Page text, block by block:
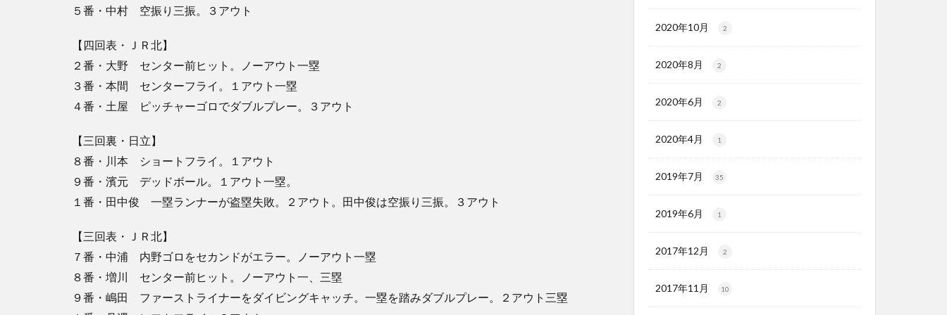
５番・中村 空振り三振。３アウト
【四回表・ＪＲ北】
２番・大野 センター前ヒット。ノーアウト一塁
３番・本間 センターフライ。１アウト一塁
４番・土屋 ピッチャーゴロでダブルプレー。３アウト
【三回裏・日立】
８番・川本 ショートフライ。１アウト
９番・濱元 デッドボール。１アウト一塁。
１番・田中俊 一塁ランナーが盗塁失敗。２アウト。田中俊は空振り三振。３アウト
【三回表・ＪＲ北】
７番・中浦 内野ゴロをセカンドがエラー。ノーアウト一塁
８番・増川 センター前ヒット。ノーアウト一、三塁
９番・嶋田 ファーストライナーをダイビングキャッチ。一塁を踏みダブルプレー。２アウト三塁
2020年10月 2
2020年8月 2
2020年6月 2
2020年4月 1
2019年7月 35
2019年6月 1
2017年12月 2
2017年11月 10